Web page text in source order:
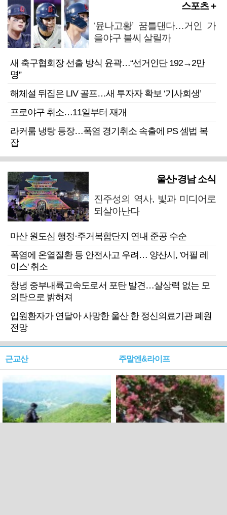
스포츠 +
‘윤나고황’ 꿈틀댄다…거인 가
을야구 불씨 살릴까
새 축구협회장 선출 방식 윤곽…“선거인단 192→2만
명”
해체설 뒤집은 LIV 골프…새 투자자 확보 ‘기사회생’
프로야구 취소…11일부터 재개
라커룸 냉탕 등장…폭염 경기취소 속출에 PS 셈법 복
잡
울산·경남 소식
진주성의 역사, 빛과 미디어로
되살아난다
마산 원도심 행정·주거복합단지 연내 준공 수순
폭염에 온열질환 등 안전사고 우려… 양산시, '어필 레
이스' 취소
창녕 중부내륙고속도로서 포탄 발견…살상력 없는 모
의탄으로 밝혀져
입원환자가 연달아 사망한 울산 한 정신의료기관 폐원
전망
근교산 주말엔&라이프